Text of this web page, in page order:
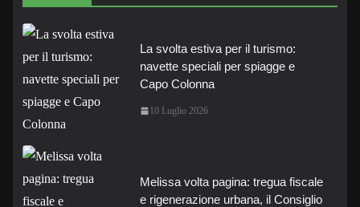
La svolta estiva per il turismo:
navette speciali per spiagge e
Capo Colonna
10 Luglio 2026
Melissa volta pagina: tregua fiscale
e rigenerazione urbana, il Consiglio